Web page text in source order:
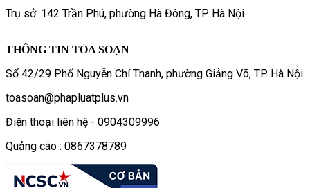
Trụ sở: 142 Trần Phú, phường Hà Đông, TP Hà Nội
THÔNG TIN TÒA SOẠN
Số 42/29 Phố Nguyễn Chí Thanh, phường Giảng Võ, TP. Hà Nội
toasoan@phapluatplus.vn
Điện thoại liên hệ - 0904309996
Quảng cáo : 0867378789